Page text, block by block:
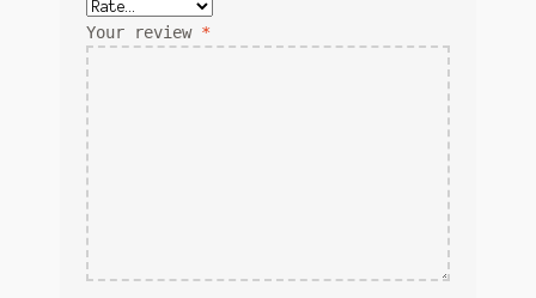
Your review *